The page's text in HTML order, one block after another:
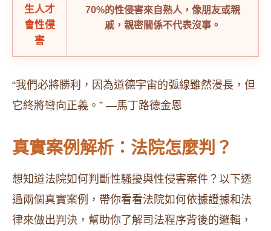
生人才
會性侵
害
70%的性侵害來自熟人，像朋友或親
戚，親密關係不代表沒事。
“我們必將勝利，因為道德宇宙的弧線雖然漫長，但
它終將彎向正義。” —馬丁路德金恩
真實案例解析：法院怎麼判？
想知道法院如何判斷性騷擾與性侵害案件？以下透
過兩個真實案例，帶你看看法院如何依據證據和法
律來做出判決，幫助你了解司法程序背後的邏輯，